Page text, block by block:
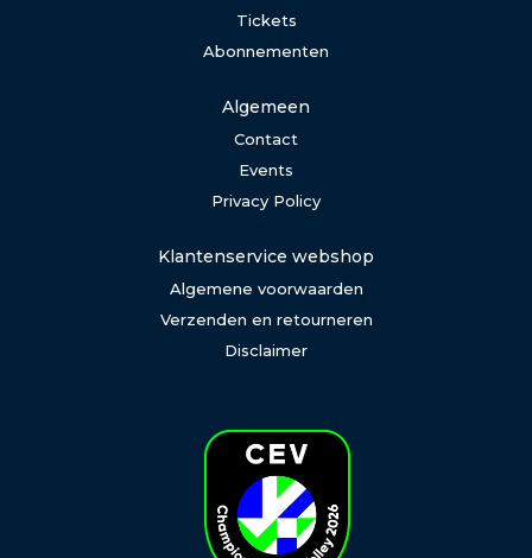
Tickets
Abonnementen
Algemeen
Contact
Events
Privacy Policy
Klantenservice webshop
Algemene voorwaarden
Verzenden en retourneren
Disclaimer